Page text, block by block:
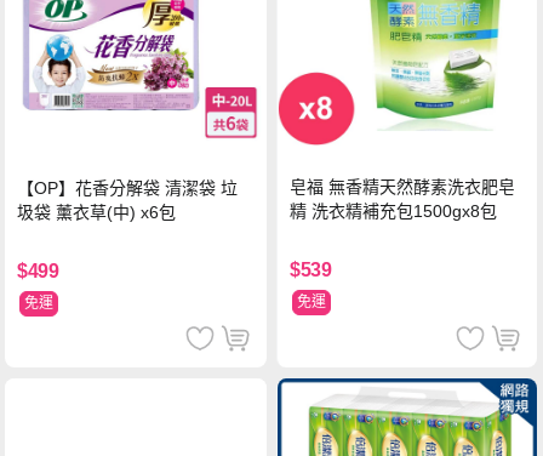
【OP】花香分解袋 清潔袋 垃
圾袋 薰衣草(中) x6包
$499
免運
皂福 無香精天然酵素洗衣肥皂
精 洗衣精補充包1500gx8包
$539
免運